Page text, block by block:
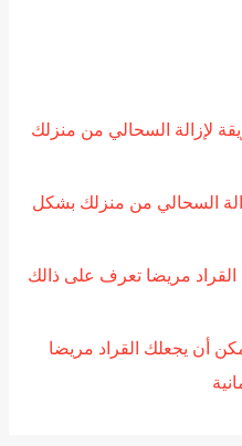
لإزالة السحالي من منزلك
السحالي من منزلك بشكل
مريضا تعرف على ذالك
أن يجعلك القراد مريضا